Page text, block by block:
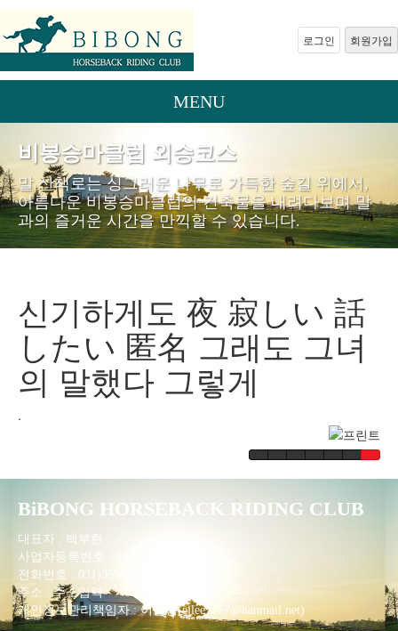
로그인 회원가입
MENU
비봉승마클럽 외승코스
말 산책로는 싱그러운 나무로 가득한 숲길 위에서,
아름다운 비봉승마클럽의 건축물을 내려다보며 말
과의 즐거운 시간을 만끽할 수 있습니다.
신기하게도 夜 寂しい 話
したい 匿名 그래도 그녀
의 말했다 그렇게
.
BiBONG HORSEBACK RIDING CLUB
대표자 : 백부현
사업자등록번호 : 314-43-00551
전화번호 : 031)355-8518
주소 : 주소입력
개인정보관리책임자 : 이은정(ejlee7777@hanmail.net)